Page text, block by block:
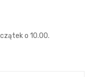
o 10.00.